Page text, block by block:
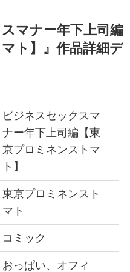
マナー年下上司編
ト】』作品詳細デ
ビジネスセックスマ
ナー年下上司編【東
京プロミネンストマ
ト】
東京プロミネンスト
マト
コミック
おっぱい、オフィ